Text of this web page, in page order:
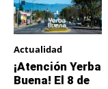
Actualidad
¡Atención Yerba
Buena! El 8 de